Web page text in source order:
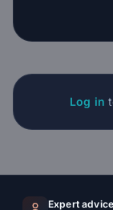
Log in
Expert advice